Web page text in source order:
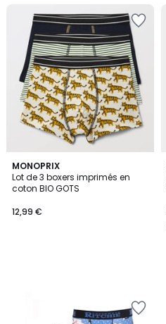
MONOPRIX
Lot de 3 boxers imprimés en
coton BIO GOTS
12,99 €